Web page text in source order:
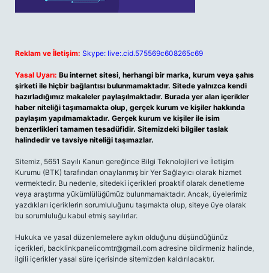
Reklam ve İletişim: Skype: live:.cid.575569c608265c69
Yasal Uyarı: Bu internet sitesi, herhangi bir marka, kurum veya şahıs
şirketi ile hiçbir bağlantısı bulunmamaktadır. Sitede yalnızca kendi
hazırladığımız makaleler paylaşılmaktadır. Burada yer alan içerikler
haber niteliği taşımamakta olup, gerçek kurum ve kişiler hakkında
paylaşım yapılmamaktadır. Gerçek kurum ve kişiler ile isim
benzerlikleri tamamen tesadüfidir. Sitemizdeki bilgiler taslak
halindedir ve tavsiye niteliği taşımazlar.
Sitemiz, 5651 Sayılı Kanun gereğince Bilgi Teknolojileri ve İletişim
Kurumu (BTK) tarafından onaylanmış bir Yer Sağlayıcı olarak hizmet
vermektedir. Bu nedenle, sitedeki içerikleri proaktif olarak denetleme
veya araştırma yükümlülüğümüz bulunmamaktadır. Ancak, üyelerimiz
yazdıkları içeriklerin sorumluluğunu taşımakta olup, siteye üye olarak
bu sorumluluğu kabul etmiş sayılırlar.
Hukuka ve yasal düzenlemelere aykırı olduğunu düşündüğünüz
içerikleri, backlinkpanelicomtr@gmail.com adresine bildirmeniz halinde,
ilgili içerikler yasal süre içerisinde sitemizden kaldırılacaktır.